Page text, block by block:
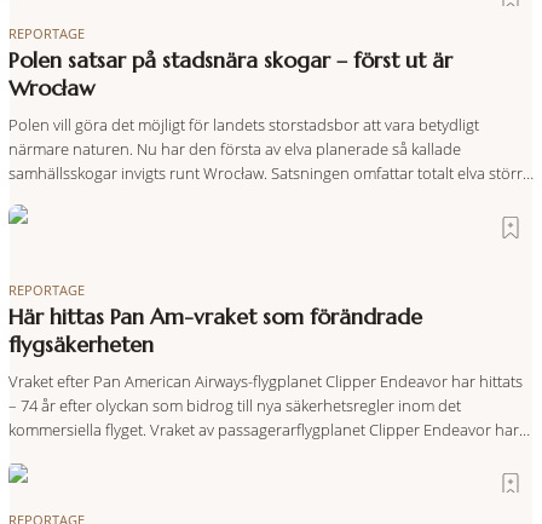
REPORTAGE
Polen satsar på stadsnära skogar – först ut är
Wrocław
Polen vill göra det möjligt för landets storstadsbor att vara betydligt
närmare naturen. Nu har den första av elva planerade så kallade
samhällsskogar invigts runt Wrocław. Satsningen omfattar totalt elva större
direkt anslutning till urbana miljöer. Tanken är att fler människor ska kunna
REPORTAGE
Här hittas Pan Am-vraket som förändrade
flygsäkerheten
Vraket efter Pan American Airways-flygplanet Clipper Endeavor har hittats
– 74 år efter olyckan som bidrog till nya säkerhetsregler inom det
kommersiella flyget. Vraket av passagerarflygplanet Clipper Endeavor har
Puerto Rico. BBC skriver att flygplanet lokaliserades den 2 juni i år med
REPORTAGE